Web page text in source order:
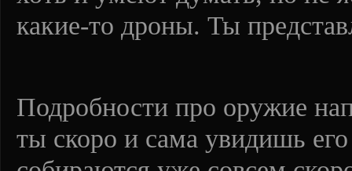
какие-то дроны. Ты
Подробности про оружие
ты скоро и сама увидишь